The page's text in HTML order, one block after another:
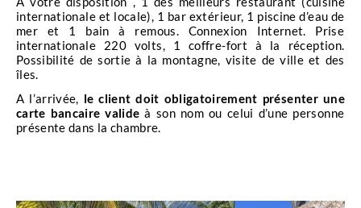
poissons-napoléons, et observerez une belle
diversité demacro faune , avec des hippocampes,
des crevettes et des nudibranches de toutes les
couleurs, des crabes orangs-outans et crabes des
alcyonaires, des poissons-crapauds et des sèches
flamboyantes. C’est le spot plongée idéal pour les
photographes sous-marins
internationale et locale), 1 bar extérieur, 1 piscine d’eau de
mer et 1 bain à remous. Connexion Internet. Prise
internationale 220 volts, 1 coffre-fort à la réception.
Possibilité de sortie à la montagne, visite de ville et des
îles.
A l’arrivée, le client doit obligatoirement présenter une
carte bancaire valide à son nom ou celui d’une personne
présente dans la chambre.